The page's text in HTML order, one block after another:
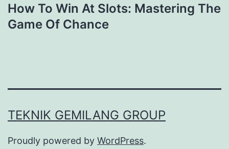
How To Win At Slots: Mastering The
Game Of Chance
TEKNIK GEMILANG GROUP
Proudly powered by WordPress.